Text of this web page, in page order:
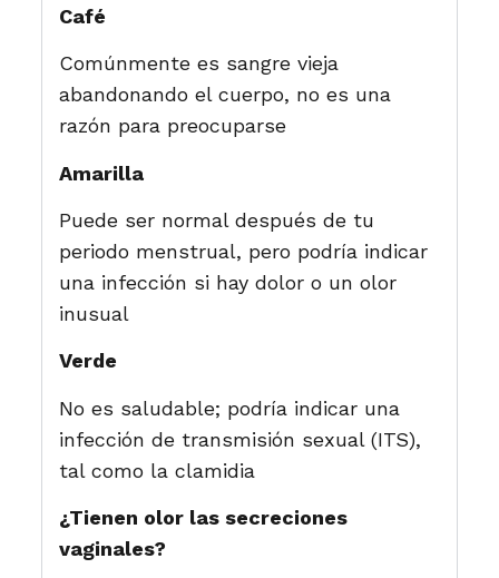
Café
Comúnmente es sangre vieja
abandonando el cuerpo, no es una
razón para preocuparse
Amarilla
Puede ser normal después de tu
periodo menstrual, pero podría indicar
una infección si hay dolor o un olor
inusual
Verde
No es saludable; podría indicar una
infección de transmisión sexual (ITS),
tal como la clamidia
¿Tienen olor las secreciones
vaginales?